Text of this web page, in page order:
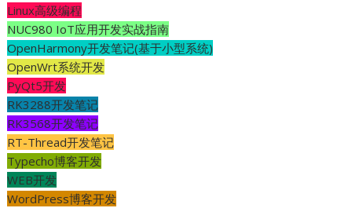
Linux高级编程
NUC980 IoT应用开发实战指南
OpenHarmony开发笔记(基于小型系统)
OpenWrt系统开发
PyQt5开发
RK3288开发笔记
RK3568开发笔记
RT-Thread开发笔记
Typecho博客开发
WEB开发
WordPress博客开发